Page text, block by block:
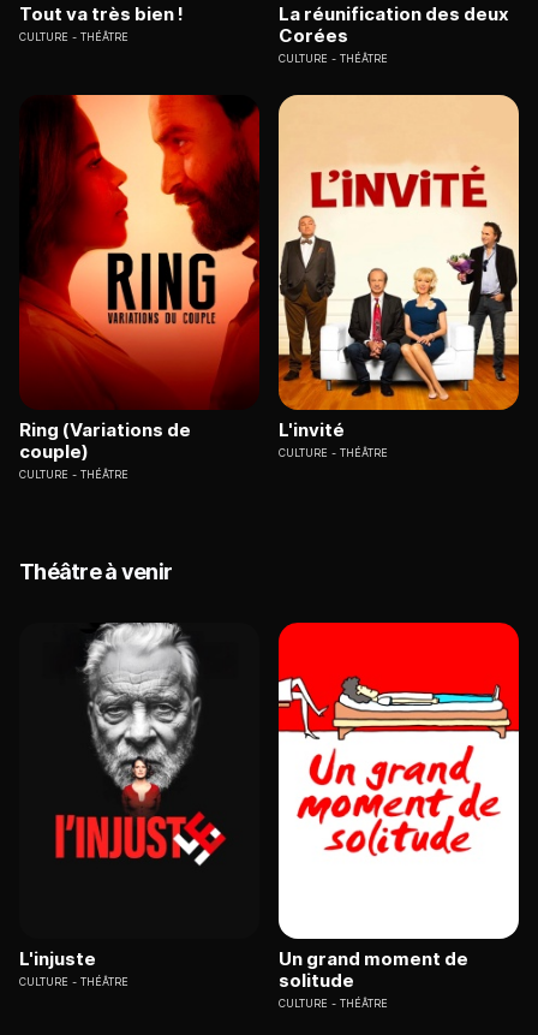
Tout va très bien !
CULTURE THÉÂTRE
La réunification des deux
Corées
CULTURE THÉÂTRE
Ring (Variations de
couple)
CULTURE THÉÂTRE
L'invité
CULTURE THÉÂTRE
Théâtre à venir
L'injuste
CULTURE THÉÂTRE
Un grand moment de
solitude
CULTURE THÉÂTRE